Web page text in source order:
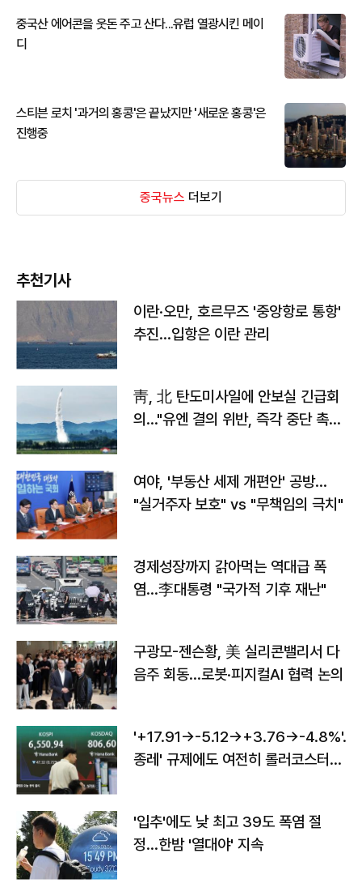
중국산 에어콘을 웃돈 주고 산다...유럽 열광시킨 메이
디
스티븐 로치 '과거의 홍콩'은 끝났지만 '새로운 홍콩'은
진행중
중국뉴스 더보기
추천기사
이란·오만, 호르무즈 '중앙항로 통항'
추진…입항은 이란 관리
靑, 北 탄도미사일에 안보실 긴급회
의…"유엔 결의 위반, 즉각 중단 촉
여야, '부동산 세제 개편안' 공방…
"실거주자 보호" vs "무책임의 극치"
경제성장까지 갉아먹는 역대급 폭
염…李대통령 "국가적 기후 재난"
구광모-젠슨황, 美 실리콘밸리서 다
음주 회동…로봇·피지컬AI 협력 논의
'+17.91→-5.12→+3.76→-4.8%'…'
종레' 규제에도 여전히 롤러코스터
'입추'에도 낮 최고 39도 폭염 절
정…한밤 '열대야' 지속